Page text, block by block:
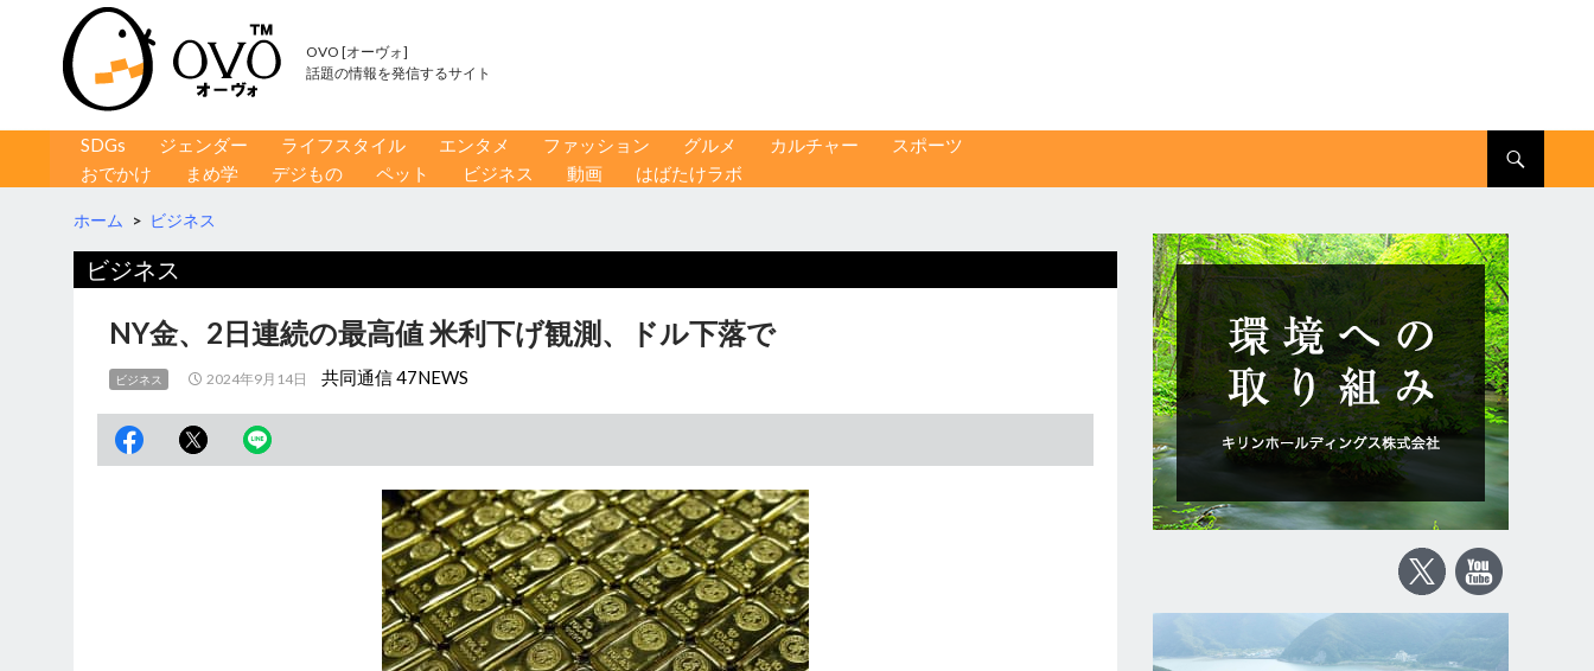
OVO [オーヴォ]
話題の情報を発信するサイト
コンテンツへ移動
SDGs ジェンダー ライフスタイル エンタメ ファッション グルメ カルチャー
スポーツ
おでかけ
まめ学 デジもの ペット ビジネス 動画 はばたけラボ
ホーム > ビジネス
ビジネス
NY金、2日連続の最高値 米利下げ観測、ドル下落で
ビジネス 2024年9月14日 共同通信 47NEWS